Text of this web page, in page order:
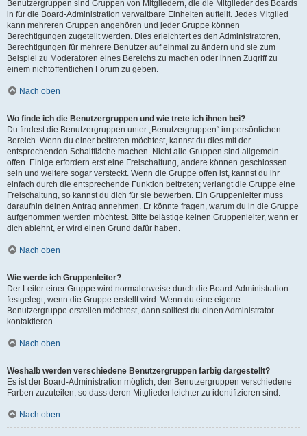
Benutzergruppen sind Gruppen von Mitgliedern, die die Mitglieder des Boards
in für die Board-Administration verwaltbare Einheiten aufteilt. Jedes Mitglied
kann mehreren Gruppen angehören und jeder Gruppe können
Berechtigungen zugeteilt werden. Dies erleichtert es den Administratoren,
Berechtigungen für mehrere Benutzer auf einmal zu ändern und sie zum
Beispiel zu Moderatoren eines Bereichs zu machen oder ihnen Zugriff zu
einem nichtöffentlichen Forum zu geben.
Nach oben
Wo finde ich die Benutzergruppen und wie trete ich ihnen bei?
Du findest die Benutzergruppen unter „Benutzergruppen“ im persönlichen
Bereich. Wenn du einer beitreten möchtest, kannst du dies mit der
entsprechenden Schaltfläche machen. Nicht alle Gruppen sind allgemein
offen. Einige erfordern erst eine Freischaltung, andere können geschlossen
sein und weitere sogar versteckt. Wenn die Gruppe offen ist, kannst du ihr
einfach durch die entsprechende Funktion beitreten; verlangt die Gruppe eine
Freischaltung, so kannst du dich für sie bewerben. Ein Gruppenleiter muss
daraufhin deinen Antrag annehmen. Er könnte fragen, warum du in die Gruppe
aufgenommen werden möchtest. Bitte belästige keinen Gruppenleiter, wenn er
dich ablehnt, er wird einen Grund dafür haben.
Nach oben
Wie werde ich Gruppenleiter?
Der Leiter einer Gruppe wird normalerweise durch die Board-Administration
festgelegt, wenn die Gruppe erstellt wird. Wenn du eine eigene
Benutzergruppe erstellen möchtest, dann solltest du einen Administrator
kontaktieren.
Nach oben
Weshalb werden verschiedene Benutzergruppen farbig dargestellt?
Es ist der Board-Administration möglich, den Benutzergruppen verschiedene
Farben zuzuteilen, so dass deren Mitglieder leichter zu identifizieren sind.
Nach oben